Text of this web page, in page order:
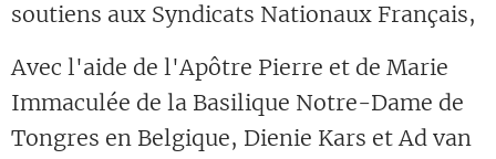
soutiens aux Syndicats Nationaux Français,
Avec l'aide de l'Apôtre Pierre et de Marie
Immaculée de la Basilique Notre-Dame de
Tongres en Belgique, Dienie Kars et Ad van